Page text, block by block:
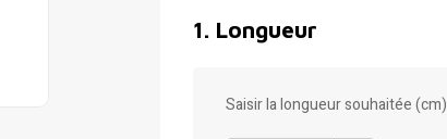
1. Longueur
Saisir la longueur souhaitée (cm)